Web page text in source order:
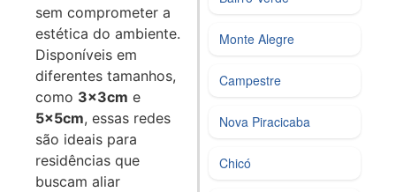
sem comprometer a
estética do ambiente.
Disponíveis em
diferentes tamanhos,
como 3x3cm e
5x5cm, essas redes
são ideais para
residências que
buscam aliar
Monte Alegre
Campestre
Nova Piracicaba
Chicó